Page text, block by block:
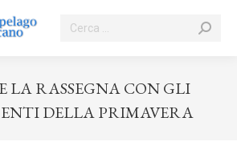
Cerca:
LA RASSEGNA CON GLI
DELLA PRIMAVERA